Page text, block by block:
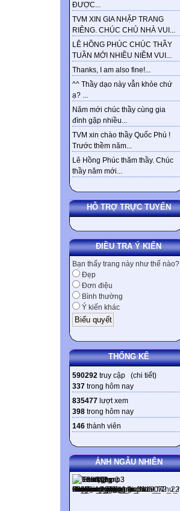
ĐƯỢC...
TVM XIN GIA NHẬP TRANG
RIÊNG. CHÚC CHỦ NHÀ VUI...
LÊ HỒNG PHÚC CHÚC THẦY
TUẦN MỚI NHIỀU NIỀM VUI...
Thanks, I am also fine!...
^^ Thầy dạo này vẫn khỏe chứ
ạ? ...
Năm mới chúc thầy cùng gia
đình gặp nhiều...
TVM xin chào thầy Quốc Phú !
Trước thềm năm...
Lê Hồng Phúc thăm thầy. Chúc
thầy năm mới...
HỖ TRỢ TRỰC TUYẾN
ĐIỀU TRA Ý KIẾN
Bạn thấy trang này như thế nào?
Đẹp
Đơn điệu
Bình thường
Ý kiến khác
THỐNG KÊ
590292 truy cập (chi tiết)
337 trong hôm nay
835477 lượt xem
398 trong hôm nay
146 thành viên
ẢNH NGẪU NHIÊN